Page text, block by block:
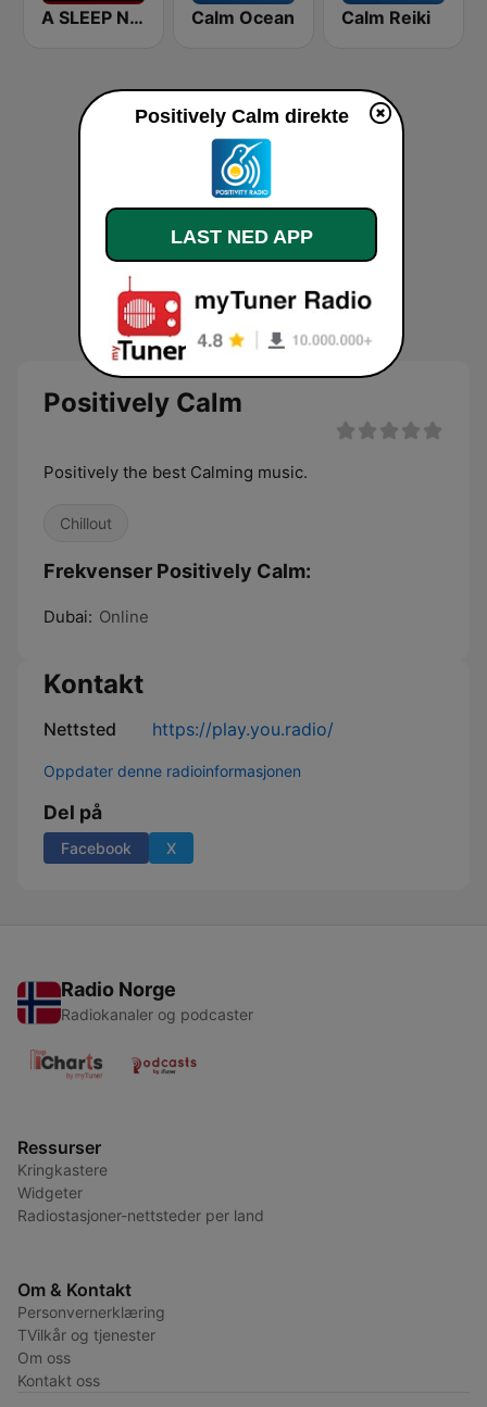
A SLEEP NATURAL MIND Calm Ocean Calm Reiki
Positively Calm
Positively the best Calming music.
Chillout
Frekvenser Positively Calm:
Dubai: Online
Kontakt
Nettsted https://play.you.radio/
Oppdater denne radioinformasjonen
Del på
Facebook X
Radio Norge
Radiokanaler og podcaster
Ressurser
Kringkastere
Widgeter
Radiostasjoner-nettsteder per land
Om & Kontakt
Personvernerklæring
TVilkår og tjenester
Om oss
Kontakt oss
Positively Calm direkte
LAST NED APP